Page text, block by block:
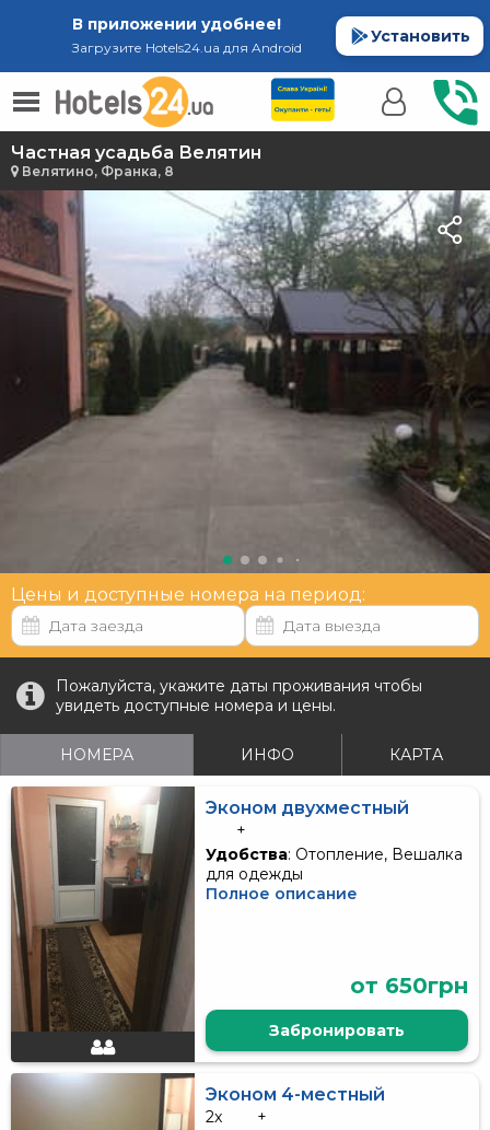
В приложении удобнее!
Загрузите Hotels24.ua для Android
Установить
Частная усадьба Велятин
Велятино, Франка, 8
Цены и доступные номера на период:
Пожалуйста, укажите даты проживания чтобы
увидеть доступные номера и цены.
НОМЕРА ИНФО КАРТА
Эконом двухместный
+
Удобства: Отопление, Вешалка
для одежды
Полное описание
от 650грн
Забронировать
Эконом 4-местный
2x
+